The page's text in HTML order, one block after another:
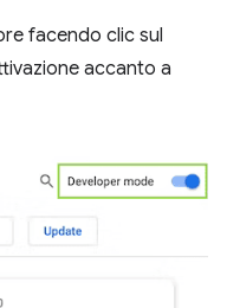
facendo clic sul
accanto a